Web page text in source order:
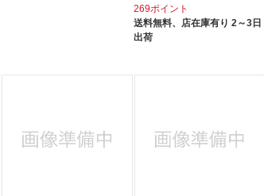
269ポイント
送料無料、 店在庫有り 2～3日
出荷